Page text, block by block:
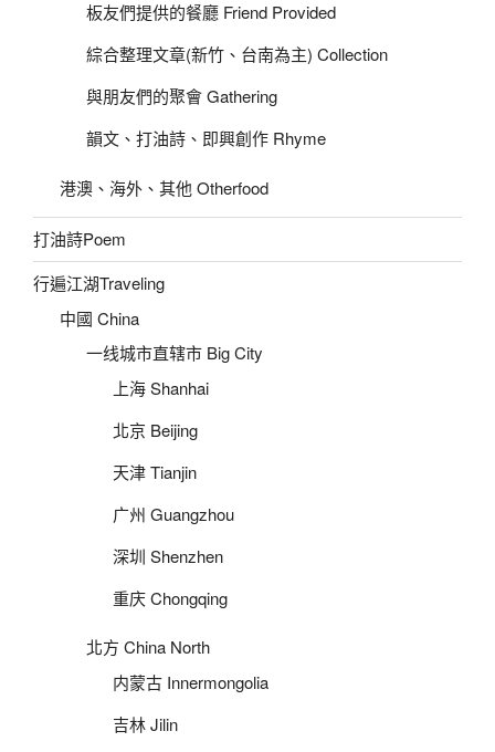
板友們提供的餐廳 Friend Provided
綜合整理文章(新竹、台南為主) Collection
與朋友們的聚會 Gathering
韻文、打油詩、即興創作 Rhyme
港澳、海外、其他 Otherfood
打油詩Poem
行遍江湖Traveling
中國 China
一线城市直辖市 Big City
上海 Shanhai
北京 Beijing
天津 Tianjin
广州 Guangzhou
深圳 Shenzhen
重庆 Chongqing
北方 China North
内蒙古 Innermongolia
吉林 Jilin